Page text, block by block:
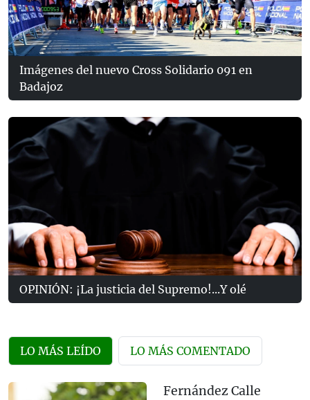
Imágenes del nuevo Cross Solidario 091 en
Badajoz
OPINIÓN: ¡La justicia del Supremo!...Y olé
LO MÁS LEÍDO LO MÁS COMENTADO
Fernández Calle